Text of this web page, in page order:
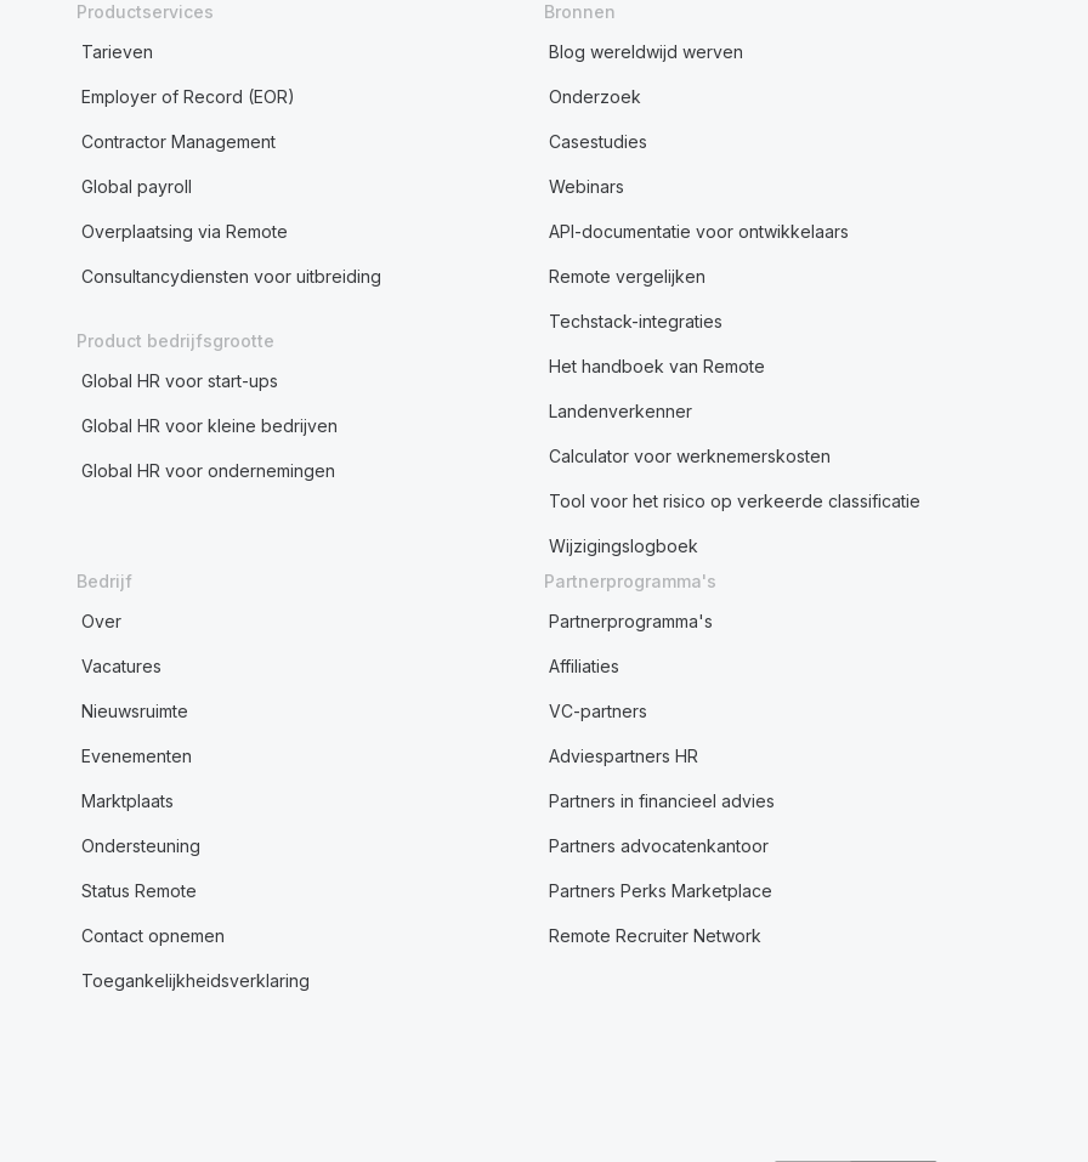
Productservices
Tarieven
Employer of Record (EOR)
Contractor Management
Global payroll
Overplaatsing via Remote
Consultancydiensten voor uitbreiding
Product bedrijfsgrootte
Global HR voor start-ups
Global HR voor kleine bedrijven
Global HR voor ondernemingen
Bronnen
Blog wereldwijd werven
Onderzoek
Casestudies
Webinars
API-documentatie voor ontwikkelaars
Remote vergelijken
Techstack-integraties
Het handboek van Remote
Landenverkenner
Calculator voor werknemerskosten
Tool voor het risico op verkeerde classificatie
Wijzigingslogboek
Bedrijf
Over
Vacatures
Nieuwsruimte
Evenementen
Marktplaats
Ondersteuning
Status Remote
Contact opnemen
Toegankelijkheidsverklaring
Partnerprogramma's
Partnerprogramma's
Affiliaties
VC-partners
Adviespartners HR
Partners in financieel advies
Partners advocatenkantoor
Partners Perks Marketplace
Remote Recruiter Network